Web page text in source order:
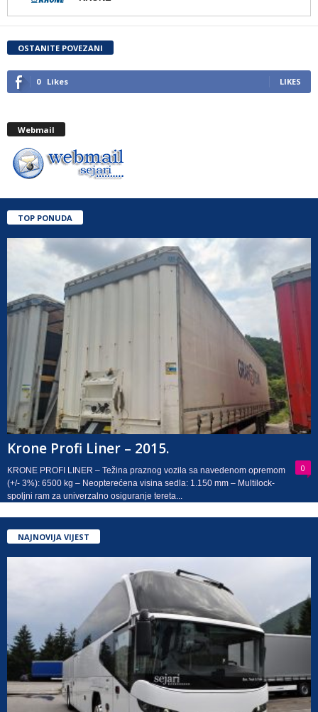
OSTANITE POVEZANI
0 Likes LIKES
Webmail
TOP PONUDA
Krone Profi Liner – 2015.
0
KRONE PROFI LINER – Težina praznog vozila sa navedenom opremom
(+/- 3%): 6500 kg – Neopterećena visina sedla: 1.150 mm – Multilock-
spoljni ram za univerzalno osiguranje tereta...
NAJNOVIJA VIJEST